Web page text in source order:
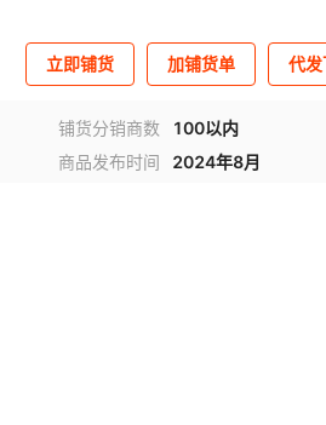
立即铺货 加铺货单 代
铺货分销商数
100以内
商品发布时间 2024年8月